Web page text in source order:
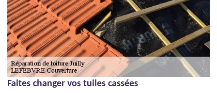
Faites changer vos tuiles cassées